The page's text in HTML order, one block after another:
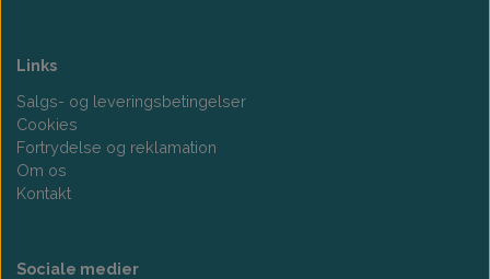
Links
Salgs- og leveringsbetingelser
Cookies
Fortrydelse og reklamation
Om os
Kontakt
Sociale medier